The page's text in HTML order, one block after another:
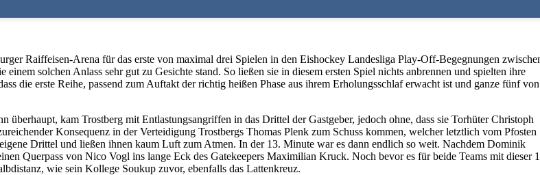
Raiffeisen-Arena für das erste von maximal drei Spielen in den Eishockey Landesliga Play-Off-Begegnungen
solchen Anlass sehr gut zu Gesichte stand. So ließen sie in diesem ersten Spiel nichts anbrennen und spielten ihre
die erste Reihe, passend zum Auftakt der richtig heißen Phase aus ihrem Erholungsschlaf erwacht ist und ganze fünf von
kam Trostberg mit Entlastungsangriffen in das Drittel der Gastgeber, jedoch ohne, dass sie Torhüter Christoph
Konsequenz in der Verteidigung Trostbergs Thomas Plenk zum Schuss kommen, welcher letztlich vom Pfosten
Drittel und ließen ihnen kaum Luft zum Atmen. In der 13. Minute war es dann endlich so weit. Nachdem Dominik
Querpass von Nico Vogl ins lange Eck des Gatekeepers Maximilian Kruck. Noch bevor es für beide Teams mit dieser
wie sein Kollege Soukup zuvor, ebenfalls das Lattenkreuz.